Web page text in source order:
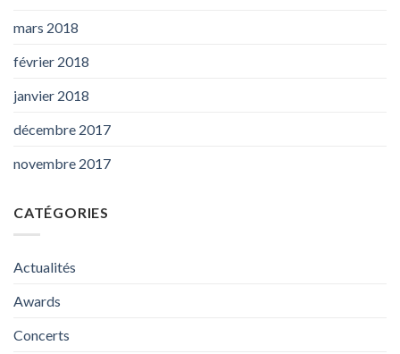
mars 2018
février 2018
janvier 2018
décembre 2017
novembre 2017
CATÉGORIES
Actualités
Awards
Concerts